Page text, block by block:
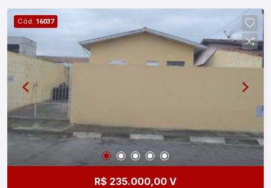
Cód. 16037
R$ 235.000,00 V